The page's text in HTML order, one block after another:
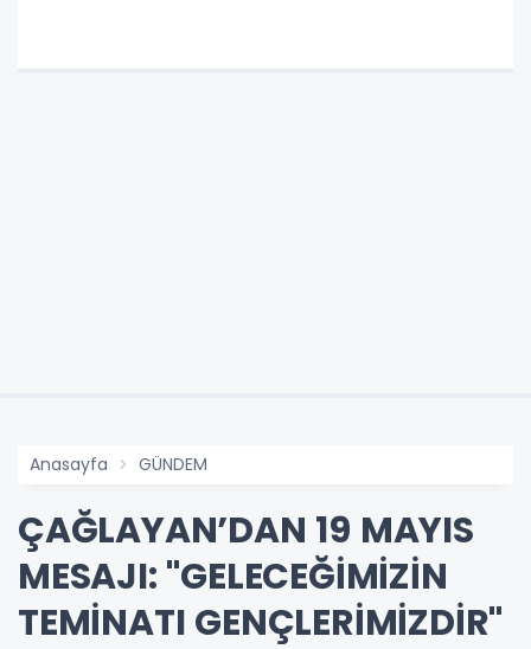
Anasayfa GÜNDEM
ÇAĞLAYAN’DAN 19 MAYIS
MESAJI: "GELECEĞİMİZİN
TEMİNATI GENÇLERİMİZDİR"